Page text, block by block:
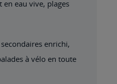
en eau vive, plages
enrichi,
à vélo en toute